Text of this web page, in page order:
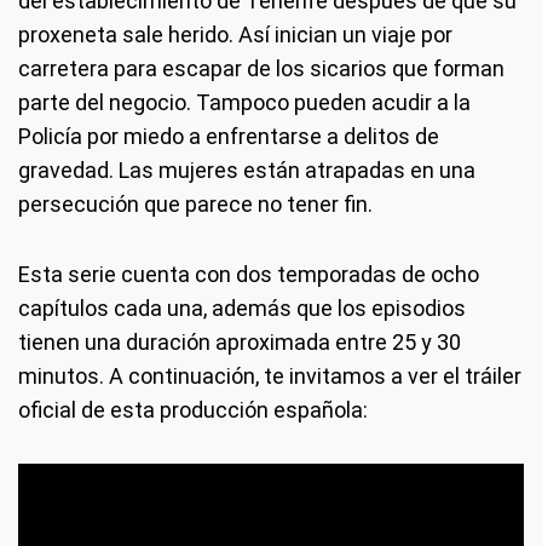
proxeneta sale herido. Así inician un viaje por
carretera para escapar de los sicarios que forman
parte del negocio. Tampoco pueden acudir a la
Policía por miedo a enfrentarse a delitos de
gravedad. Las mujeres están atrapadas en una
persecución que parece no tener fin.
Esta serie cuenta con dos temporadas de ocho
capítulos cada una, además que los episodios
tienen una duración aproximada entre 25 y 30
minutos. A continuación, te invitamos a ver el tráiler
oficial de esta producción española: